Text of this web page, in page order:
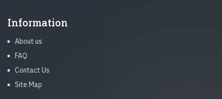
Information
About us
FAQ
Contact Us
Site Map